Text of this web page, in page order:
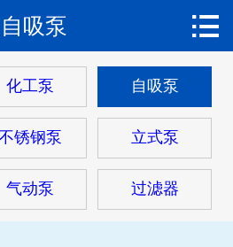
关于我们
产品中心
新闻动态
自吸泵 
化工泵 自吸泵
锈钢泵 立式泵
气动泵 过滤器